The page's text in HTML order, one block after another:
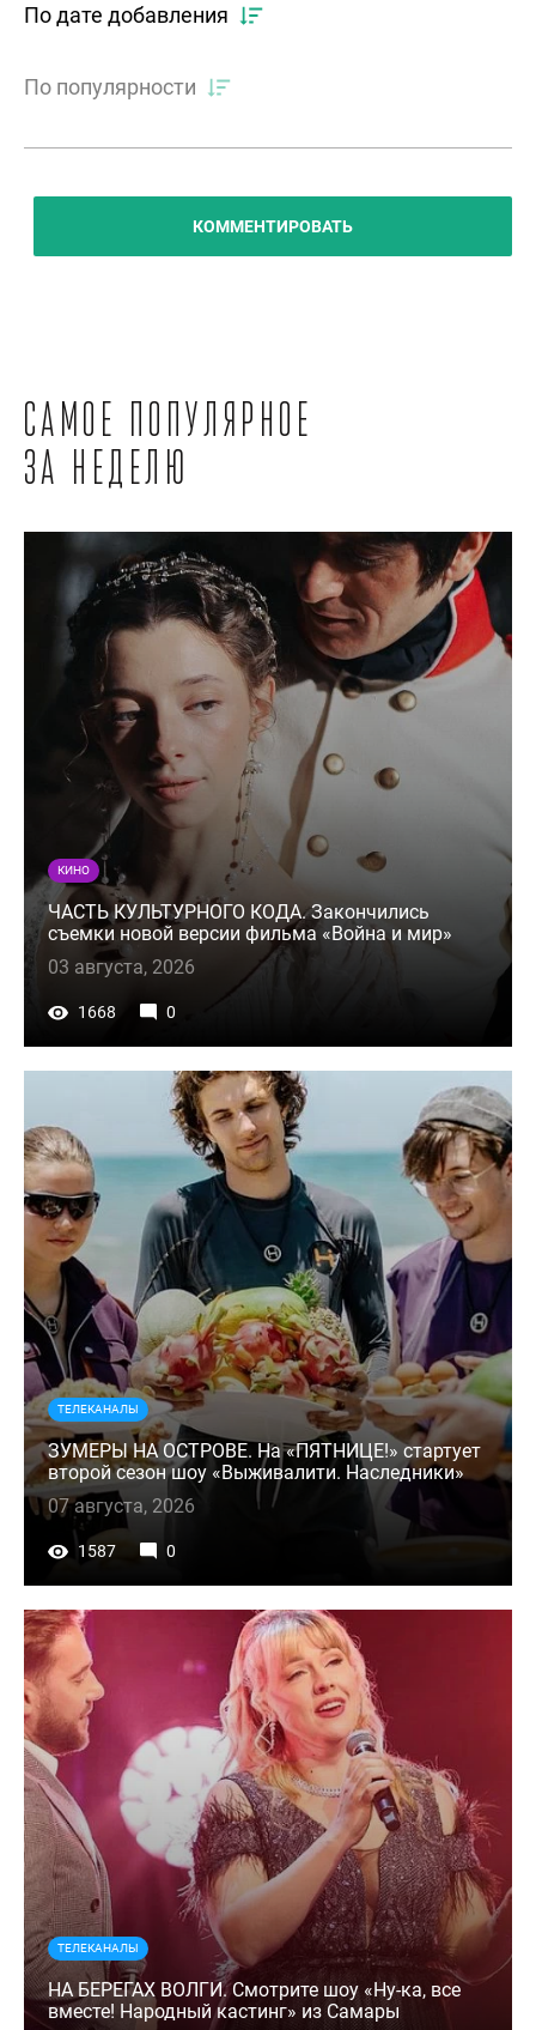
По дате добавления
По популярности
КОММЕНТИРОВАТЬ
Самое популярное
за неделю
КИНО
ЧАСТЬ КУЛЬТУРНОГО КОДА. Закончились
съемки новой версии фильма «Война и мир»
03 августа, 2026
1668 0
ТЕЛЕКАНАЛЫ
ЗУМЕРЫ НА ОСТРОВЕ. На «ПЯТНИЦЕ!» стартует
второй сезон шоу «Выживалити. Наследники»
07 августа, 2026
1587 0
ТЕЛЕКАНАЛЫ
НА БЕРЕГАХ ВОЛГИ. Смотрите шоу «Ну-ка, все
вместе! Народный кастинг» из Самары